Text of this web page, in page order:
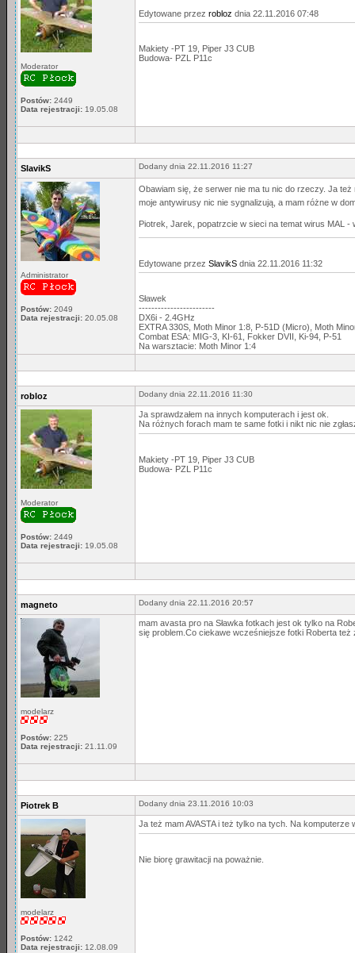
Moderator
Postów: 2449
Data rejestracji: 19.05.08
Edytowane przez robloz dnia 22.11.2016 07:48
Makiety -PT 19, Piper J3 CUB
Budowa- PZL P11c
SlavikS Dodany dnia 22.11.2016 11:27
Administrator
Postów: 2049
Data rejestracji: 20.05.08
Obawiam się, że serwer nie ma tu nic do rzeczy. Ja
moje antywirusy nic nie sygnalizują, a mam różne w
Piotrek, Jarek, popatrzcie w sieci na temat wirus MAL
Edytowane przez SlavikS dnia 22.11.2016 11:32
Sławek
------------------------
DX6i - 2.4GHz
EXTRA 330S, Moth Minor 1:8, P-51D (Micro), Moth
Combat ESA: MIG-3, KI-61, Fokker DVII, Ki-94, P-51
Na warsztacie: Moth Minor 1:4
robloz Dodany dnia 22.11.2016 11:30
Moderator
Postów: 2449
Data rejestracji: 19.05.08
Ja sprawdzałem na innych komputerach i jest ok.
Na różnych forach mam te same fotki i nikt nic nie
Makiety -PT 19, Piper J3 CUB
Budowa- PZL P11c
magneto Dodany dnia 22.11.2016 20:57
modelarz
Postów: 225
Data rejestracji: 21.11.09
mam avasta pro na Sławka fotkach jest ok tylko na
się problem.Co ciekawe wcześniejsze fotki Roberta też
Piotrek B Dodany dnia 23.11.2016 10:03
modelarz
Postów: 1242
Data rejestracji: 12.08.09
Ja też mam AVASTA i też tylko na tych. Na komputerze
Nie biorę grawitacji na poważnie.